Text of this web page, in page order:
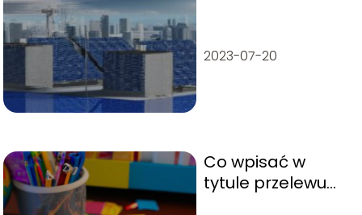
2023-07-20
Co wpisać w
tytule przelewu